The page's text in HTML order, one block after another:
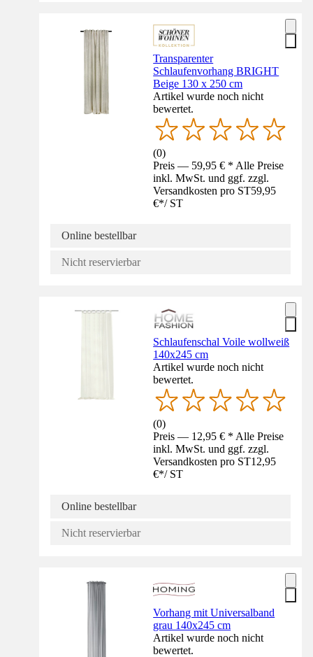
Transparenter
Schlaufenvorhang BRIGHT
Beige 130 x 250 cm
Artikel wurde noch nicht
bewertet.
(0)
Preis — 59,95 € * Alle Preise
inkl. MwSt. und ggf. zzgl.
Versandkosten pro ST59,95
€*/ ST
Online bestellbar
Nicht reservierbar
Schlaufenschal Voile wollweiß
140x245 cm
Artikel wurde noch nicht
bewertet.
(0)
Preis — 12,95 € * Alle Preise
inkl. MwSt. und ggf. zzgl.
Versandkosten pro ST12,95
€*/ ST
Online bestellbar
Nicht reservierbar
Vorhang mit Universalband
grau 140x245 cm
Artikel wurde noch nicht
bewertet.